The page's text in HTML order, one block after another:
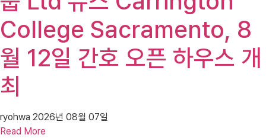
College Sacramento, 8
월 12일 간호 오픈 하우스 개
최
ryohwa 2026년 08월 07일
Read More